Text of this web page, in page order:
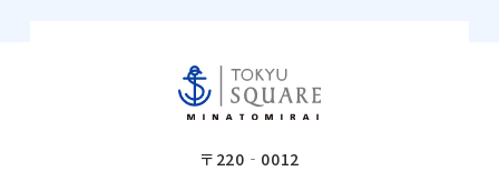
〒220‐0012